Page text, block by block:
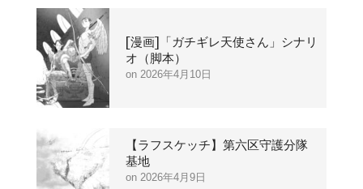
[漫画]「ガチギレ天使さん」シナリ
オ（脚本）
2026年4月10日
【ラフスケッチ】第六区守護分隊
基地
2026年4月9日